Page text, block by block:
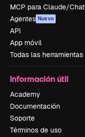
MCP para Claude/
Agentes Nuevo
API
App móvil
Todas las herramientas
Información útil
Academy
Documentación
Soporte
Términos de uso